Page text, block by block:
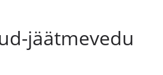
jäätmevedu